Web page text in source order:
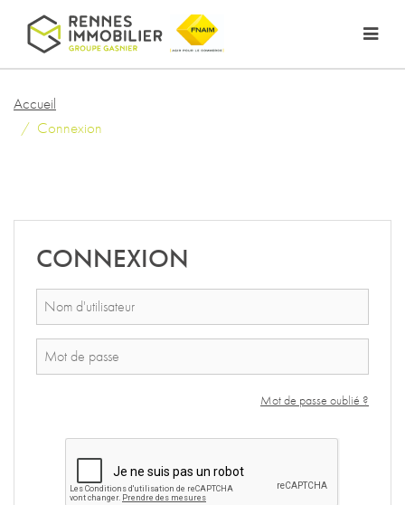
Accueil
Connexion
CONNEXION
Mot de passe oublié ?